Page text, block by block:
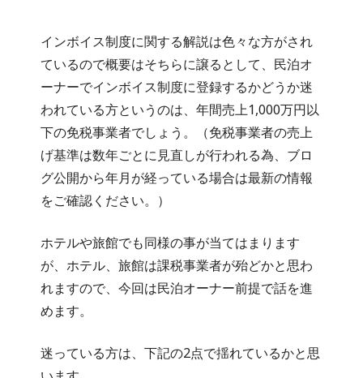
インボイス制度に関する解説は色々な方がされ
ているので概要はそちらに譲るとして、民泊オ
ーナーでインボイス制度に登録するかどうか迷
われている方というのは、年間売上1,000万円以
下の免税事業者でしょう。（免税事業者の売上
げ基準は数年ごとに見直しが行われる為、ブロ
グ公開から年月が経っている場合は最新の情報
をご確認ください。）
ホテルや旅館でも同様の事が当てはまります
が、ホテル、旅館は課税事業者が殆どかと思わ
れますので、今回は民泊オーナー前提で話を進
めます。
迷っている方は、下記の2点で揺れているかと思